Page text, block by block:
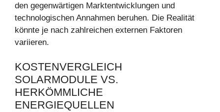
den gegenwärtigen Marktentwicklungen und
technologischen Annahmen beruhen. Die Realität
könnte je nach zahlreichen externen Faktoren
variieren.
KOSTENVERGLEICH
SOLARMODULE VS.
HERKÖMMLICHE
ENERGIEQUELLEN